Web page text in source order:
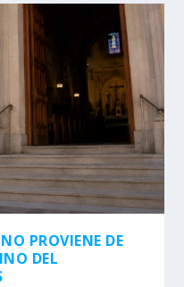
PROVIENE DE
DEL